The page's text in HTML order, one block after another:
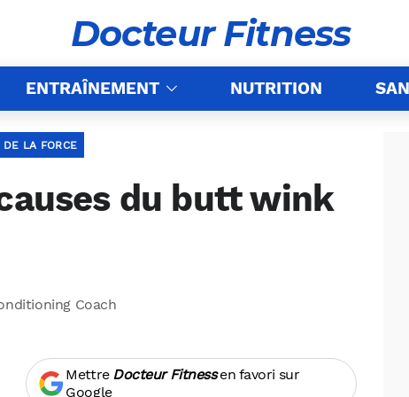
Docteur Fitness
ENTRAÎNEMENT NUTRITION
LA FORCE
du butt wink
Coach
Mettre Docteur Fitnessen favori sur
Google